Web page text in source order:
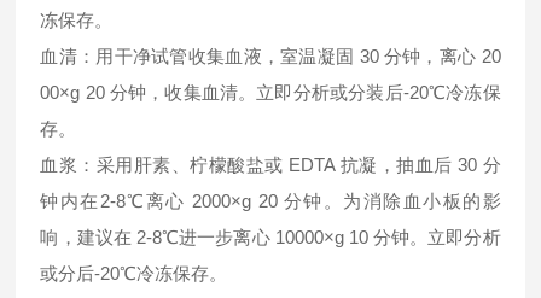
冻保存。
血清：用干净试管收集血液，室温凝固 30 分钟，离心 20
00×g 20 分钟，收集血清。立即分析或分装后-20℃冷冻保
存。
血浆：采用肝素、柠檬酸盐或 EDTA 抗凝，抽血后 30 分
钟内在2-8℃离心 2000×g 20 分钟。为消除血小板的影
响，建议在 2-8℃进一步离心 10000×g 10 分钟。立即分析
或分后-20℃冷冻保存。